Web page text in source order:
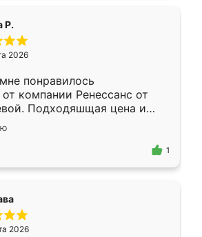
Р.
2026
понравилось
компании Ренессанс от
Подходяшщая цена и
изготовления. Приехавший
Владислав
моему эскизу самый
1
2026